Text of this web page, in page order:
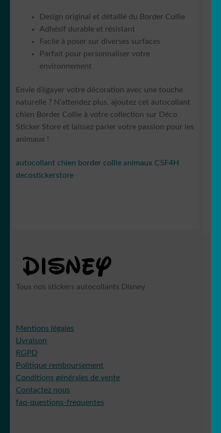
Design original et détaillé du Border Collie
Adhésif durable et résistant
Facile à poser sur diverses surfaces
Parfait pour personnaliser votre
environnement
Envie d’égayer votre décoration avec une touche
naturelle ? N’attendez plus, ajoutez cet autocollant
chien Border Collie à votre collection sur Déco
Sticker Store et laissez parler votre passion pour les
animaux !
autocollant chien border collie animaux C5F4H
decostickerstore
Tous nos stickers autocollants Disney
Mentions légales
Livraison
RGPD
Politique remboursement
Conditions générales de vente
Contactez nous
faq-questions-frequentes